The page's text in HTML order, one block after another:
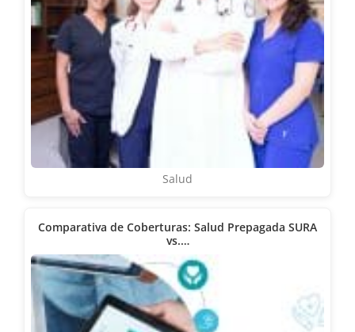
Salud
Comparativa de Coberturas: Salud Prepagada SURA
vs.…